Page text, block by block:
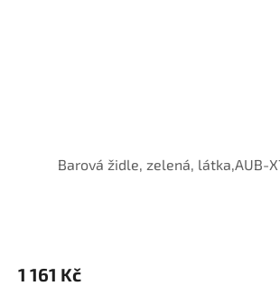
Barová židle, zelená, látka,AUB-
1 161 Kč